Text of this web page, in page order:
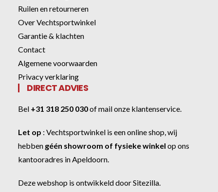
Ruilen en retourneren
Over Vechtsportwinkel
Garantie & klachten
Contact
Algemene voorwaarden
Privacy verklaring
DIRECT ADVIES
Bel +31 318 250 030ofmail onze klantenservice
Let op :Vechtsportwinkel is een online shop, wij
hebben géén showroom of fysieke winkel op ons
kantooradres in Apeldoorn.
Deze webshop is ontwikkeld doorSitezilla